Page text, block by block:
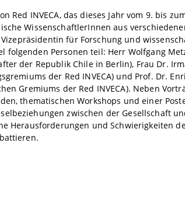
Red INVECA, das dieses Jahr vom 9. bis
WissenschaftlerInnen aus
Vizepräsidentin für Forschung und
folgenden Personen teil: Herr Wolfgang
der Republik Chile in Berlin), Frau Dr.
der Red INVECA) und Prof. Dr.
Gremiums der Red INVECA). Neben
thematischen Workshops und einer
zwischen der Gesellschaft
Herausforderungen und Schwierigkeiten